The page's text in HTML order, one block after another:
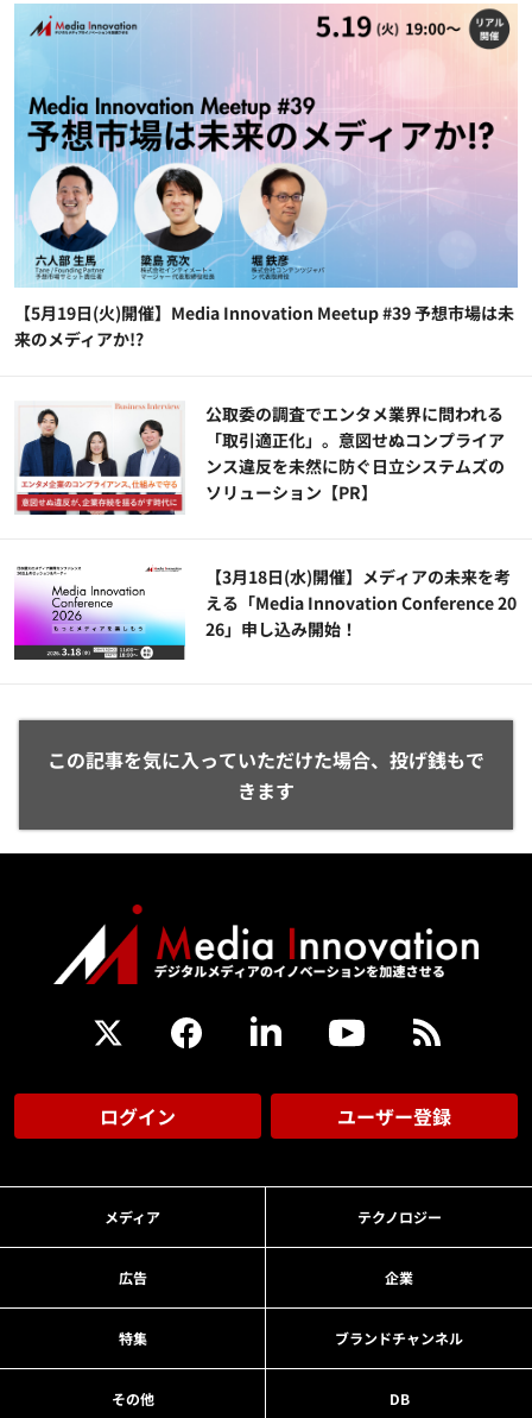
【5月19日(火)開催】Media Innovation Meetup #39 予想市場は未
来のメディアか!?
公​​取委の調査でエンタメ業界に問われる
「取引適正化」。意図せぬコンプライア
ンス違反を未然に防ぐ日立システムズの
ソリューション​【PR】
【3月18日(水)開催】メディアの未来を考
える「Media Innovation Conference 20
26」申し込み開始！
この記事を気に入っていただけた場合、投げ銭もで
きます
ログイン ユーザー登録
メディア テクノロジー
広告 企業
特集 ブランドチャンネル
その他 DB